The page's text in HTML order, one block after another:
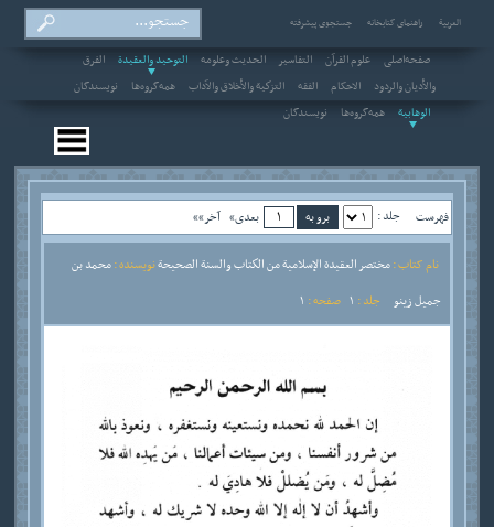
العربیة راهنمای کتابخانه جستجوی پیشرفته
صفحه‌اصلی علوم القرآن التفاسير الحديث وعلومه التوحيد والعقيدة
الفرق
والأديان والردود
الاحکام الفقه التزكية والأخلاق والآداب همه‌گروه‌ها
نویسندگان
الوهابية
همه‌گروه‌ها نویسندگان
فهرست جلد : بعدی» آخر»»
نام کتاب :مختصر العقيدة الإسلامية من الكتاب والسنة الصحيحةنویسنده :محمد بن
جميل زينو
جلد : صفحه :